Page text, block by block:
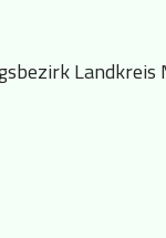
Landkreis